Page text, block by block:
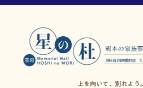
上を向いて、別れよう。